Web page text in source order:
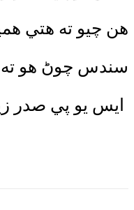
هن چيو ته هتي
سندس چوڻ هو ته
ايس يو پي صدر